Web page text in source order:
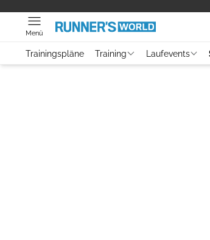
Menü
Trainingspläne Training Laufevents